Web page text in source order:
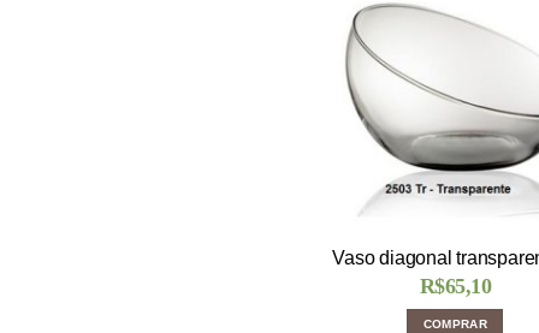
Vaso diagonal
R$65,10
COMPRAR